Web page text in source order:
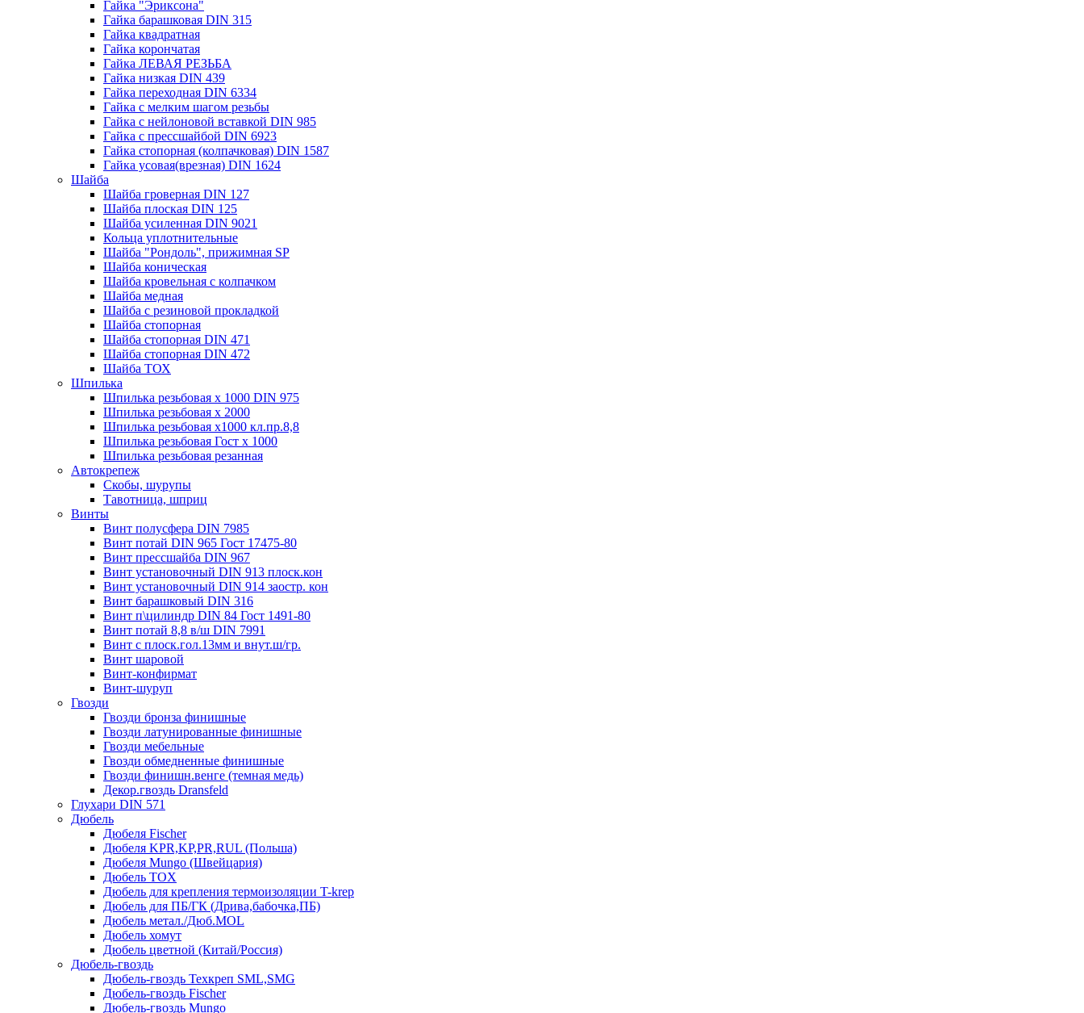
Гайка "Эриксона"
Гайка барашковая DIN 315
Гайка квадратная
Гайка корончатая
Гайка ЛЕВАЯ РЕЗЬБА
Гайка низкая DIN 439
Гайка переходная DIN 6334
Гайка с мелким шагом резьбы
Гайка с нейлоновой вставкой DIN 985
Гайка с прессшайбой DIN 6923
Гайка стопорная (колпачковая) DIN 1587
Гайка усовая(врезная) DIN 1624
Шайба
Шайба гроверная DIN 127
Шайба плоская DIN 125
Шайба усиленная DIN 9021
Кольца уплотнительные
Шайба "Рондоль", прижимная SP
Шайба коническая
Шайба кровельная с колпачком
Шайба медная
Шайба с резиновой прокладкой
Шайба стопорная
Шайба стопорная DIN 471
Шайба стопорная DIN 472
Шайба ТОХ
Шпилька
Шпилька резьбовая х 1000 DIN 975
Шпилька резьбовая х 2000
Шпилька резьбовая х1000 кл.пр.8,8
Шпилька резьбовая Гост х 1000
Шпилька резьбовая резанная
Автокрепеж
Скобы, шурупы
Тавотница, шприц
Винты
Винт полусфера DIN 7985
Винт потай DIN 965 Гост 17475-80
Винт прессшайба DIN 967
Винт установочный DIN 913 плоск.кон
Винт установочный DIN 914 заостр. кон
Винт барашковый DIN 316
Винт п\цилиндр DIN 84 Гост 1491-80
Винт потай 8,8 в/ш DIN 7991
Винт с плоск.гол.13мм и внут.ш/гр.
Винт шаровой
Винт-конфирмат
Винт-шуруп
Гвозди
Гвозди бронза финишные
Гвозди латунированные финишные
Гвозди мебельные
Гвозди обмедненные финишные
Гвозди финишн.венге (темная медь)
Декор.гвоздь Dransfeld
Глухари DIN 571
Дюбель
Дюбеля Fischer
Дюбеля KPR,KP,PR,RUL (Польша)
Дюбеля Mungo (Швейцария)
Дюбель TOX
Дюбель для крепления термоизоляции T-krep
Дюбель для ПБ/ГК (Дрива,бабочка,ПБ)
Дюбель метал./Дюб.MOL
Дюбель хомут
Дюбель цветной (Китай/Россия)
Дюбель-гвоздь
Дюбель-гвоздь Техкреп SML,SMG
Дюбель-гвоздь Fischer
Дюбель-гвоздь Mungo